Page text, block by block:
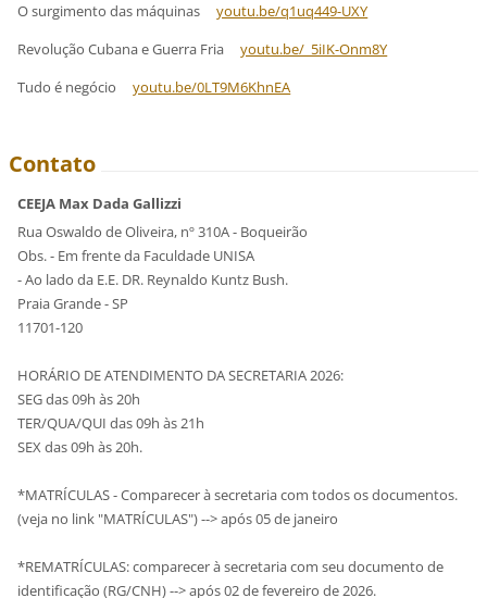
O surgimento das máquinasyoutu.be/q1uq449-UXY
Revolução Cubana e Guerra Friayoutu.be/_5iIK-Onm8Y
Tudo é negócioyoutu.be/0LT9M6KhnEA
Contato
CEEJA Max Dada Gallizzi
Rua Oswaldo de Oliveira, nº 310A - Boqueirão
Obs. - Em frente da Faculdade UNISA
- Ao lado da E.E. DR. Reynaldo Kuntz Bush.
Praia Grande - SP
11701-120
HORÁRIO DE ATENDIMENTO DA SECRETARIA 2026:
SEG das 09h às 20h
TER/QUA/QUI das 09h às 21h
SEX das 09h às 20h.
*MATRÍCULAS - Comparecer à secretaria com todos os documentos.
(veja no link "MATRÍCULAS") --> após 05 de janeiro
*REMATRÍCULAS: comparecer à secretaria com seu documento de
identificação (RG/CNH) --> após 02 de fevereiro de 2026.